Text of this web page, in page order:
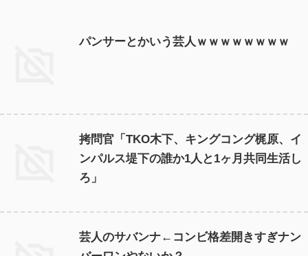
パンサーとかいう芸人ｗｗｗｗｗｗｗｗ
拷問官「TKO木下、キングコング梶原、イ
ンパルス堤下の誰か1人と1ヶ月共同生活し
ろ」
芸人のサバンナ←コンビ格差開きすぎナン